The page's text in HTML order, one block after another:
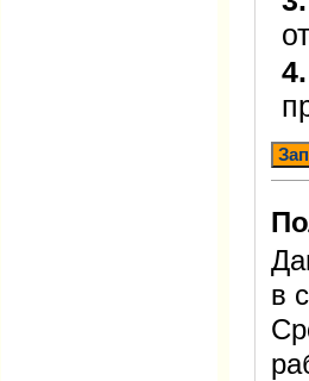
4.
в